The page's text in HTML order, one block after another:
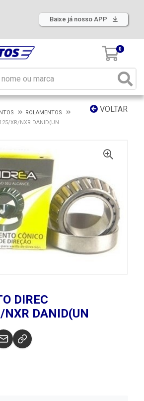
Baixe já nosso APP
0
VOLTAR
ROLAMENTOS
XR/NXR DANID(UN
DIREC
DANID(UN